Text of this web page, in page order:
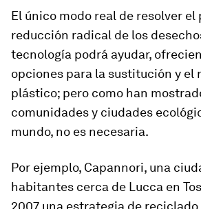
El único modo real de resolver el
reducción radical de los
tecnología podrá ayudar,
opciones para la sustitución y el
plástico; pero como han
comunidades y ciudades
mundo, no es necesaria.
Por ejemplo, Capannori, una
habitantes cerca de Lucca en
2007 una estrategia de